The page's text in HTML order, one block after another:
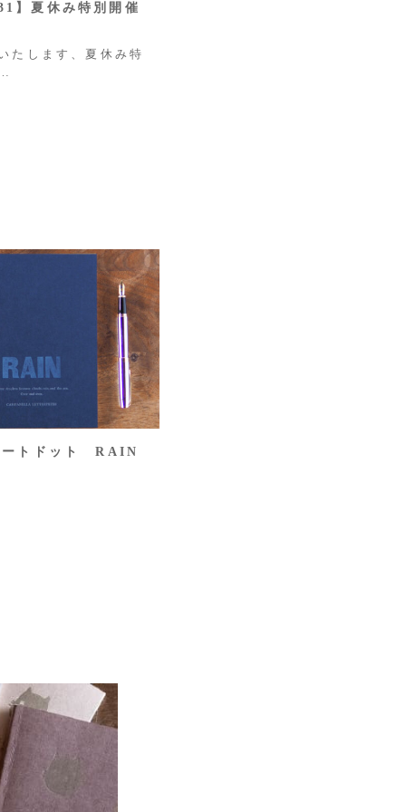
】夏休み特別開催
たします、夏休み特
ートドット RAIN